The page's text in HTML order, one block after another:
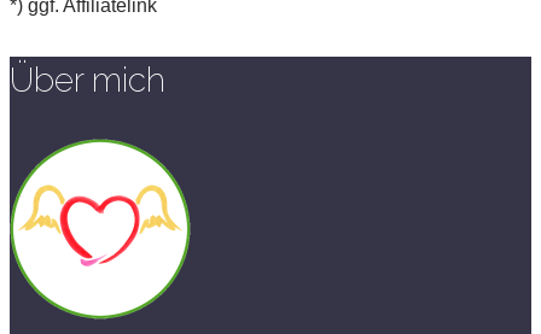
*) ggf. Affiliatelink
Über mich